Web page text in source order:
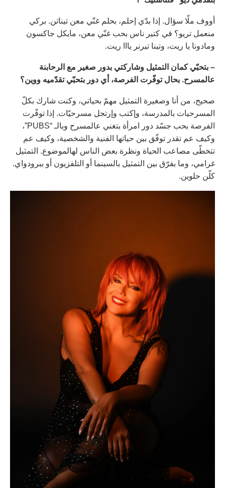
أووف ملّا سؤال. إذا بدّي إحلم، بحلم غنّي معن تيناتن. بركي
منعمل تريو؟ في كتير ناس بحب غنّي معن، مايكل جاكسون
ومادونا يا ريت، وتينا تيرنر يااا ريت.
– بتحبّي كمان التمثيل وشاركتي بدور صغير مع الرحابنة
عالمسرح. بحال توفّرت الفرصة، أي دور بتحبّي تقدّميه ووين؟
صحيح، من أنا وصغيرة التمثيل مهمّ بحياتي، وكنت شارك بكلّ
المسرحيات بالمدرسة، وإكتب وإرتجل مسرحيّات. إذا توفّرت
الفرصة بحب جسّد دور امرأة بتغني عالمسرح وبالـ “PUBS”،
وكيف عم تقدر توفّق بين حياتها الفنية والشخصية، وكيف عم
تتخطّى مصاعب الحياة ونظرة بعض الناس لهالموضوع. التمثيل
غرامي، وما بفرّق بين التمثيل بالسينما أو التلفزيون أو ببرودواي.
كلّن حلوين.